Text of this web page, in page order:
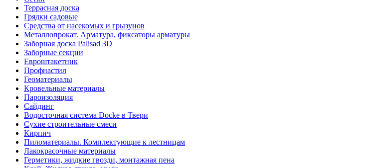
Террасная доска
Грядки садовые
Средства от насекомых и грызунов
Металлопрокат. Арматура, фиксаторы арматуры
Заборная доска Palisad 3D
Заборные секции
Евроштакетник
Профнастил
Геоматериалы
Кровельные материалы
Пароизоляция
Сайдинг
Водосточная система Docke в Твери
Сухие строительные смеси
Кирпич
Пиломатериалы. Комплектующие к лестницам
Лакокрасочные материалы
Герметики, жидкие гвозди, монтажная пена